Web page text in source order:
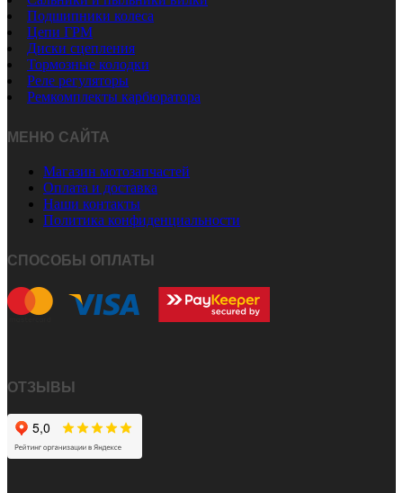
Подшипники колеса
Цепи ГРМ
Диски сцепления
Тормозные колодки
Реле регуляторы
Ремкомплекты карбюратора
МЕНЮ САЙТА
Магазин мотозапчастей
Оплата и доставка
Наши контакты
Политика конфиденциальности
СПОСОБЫ ОПЛАТЫ
ОТЗЫВЫ